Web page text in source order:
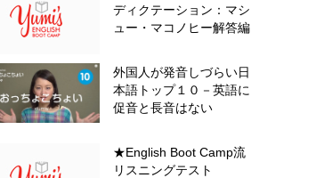
ディクテーション：マシ
ュー・マコノヒー解答編
外国人が発音しづらい日
本語トップ１０－英語に
促音と長音はない
★English Boot Camp流
リスニングテスト